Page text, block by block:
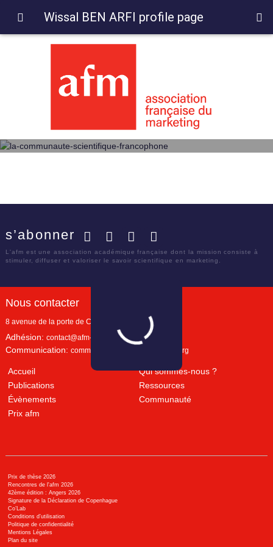
s’abonner
L'afm est une association académique française dont la mission consiste à
stimuler, diffuser et valoriser le savoir scientifique en marketing.
Nous contacter
8 avenue de la porte de Champerret 75017
Adhésion: contact@afm-marketing.org
Communication: communication@afm-marketing.org
Accueil
Qui sommes-nous ?
Publications
Ressources
Évènements
Communauté
Prix afm
Prix de thèse 2026
Rencontres de l'afm 2026
42ème édition : Angers 2026
Signature de la Déclaration de Copenhague
Co’Lab
Conditions d’utilisation
Politique de confidentialité
Mentions Légales
Plan du site
Wissal BEN ARFI profile page